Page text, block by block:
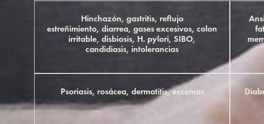
Hinchazón, gastritis, reflujo
estreñimiento, diarrea, gases excesivos, colon
irritable, disbiosis, H. pylori, SIBO,
candidiasis, intolerancias
Psoriasis, rosácea, dermatitis, eccemas